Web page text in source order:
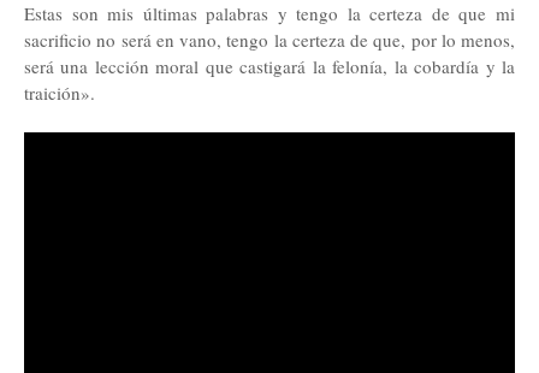
Estas son mis últimas palabras y tengo la certeza de que mi
sacrificio no será en vano, tengo la certeza de que, por lo menos,
será una lección moral que castigará la felonía, la cobardía y la
traición».